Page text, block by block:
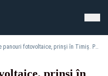
Hoți de panouri fotovoltaice, prinși în Timiș. Prejudiciu de aproximativ 60.000 de lei